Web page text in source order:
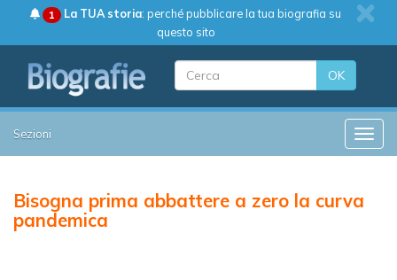
1 La TUA storia: perché pubblicare la tua biografia su
questo sito
OK
Sezioni
Bisogna prima abbattere a zero la curva
pandemica